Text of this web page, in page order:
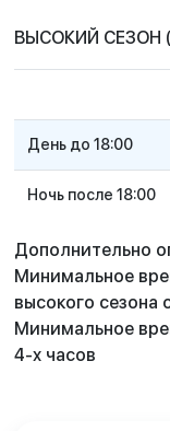
ВЫСОКИЙ СЕЗОН
День до 18:00
Ночь после 18:00
Дополнительно
Минимальное
высокого сезона
Минимальное
4-х часов